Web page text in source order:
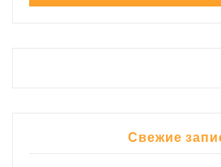
Свежие